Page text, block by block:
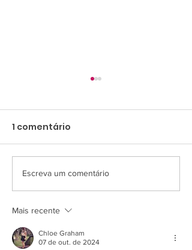
Campanha de
Materiais Escolares
do RC arrecada 340
compromisso com a
1 comentário
Escreva um comentário
Mais recente
Chloe Graham
07 de out. de 2024